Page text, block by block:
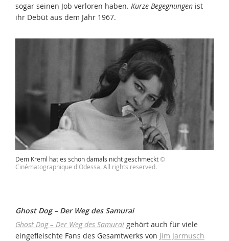
sogar seinen Job verloren haben. Kurze Begegnungen ist
ihr Debüt aus dem Jahr 1967.
Dem Kreml hat es schon damals nicht geschmeckt©
Cinématographique d'Odessa. All rights reserved.
Ghost Dog – Der Weg des Samurai
Ghost Dog – Der Weg des Samurai gehört auch für viele
eingefleischte Fans des Gesamtwerks von Jim Jarmusch